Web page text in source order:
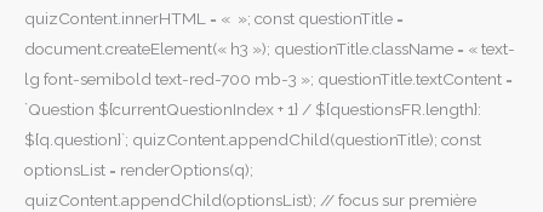
quizContent.innerHTML = « »; const questionTitle =
document.createElement(« h3 »); questionTitle.className = « text-
lg font-semibold text-red-700 mb-3 »; questionTitle.textContent =
`Question ${currentQuestionIndex + 1} / ${questionsFR.length}:
${q.question}`; quizContent.appendChild(questionTitle); const
optionsList = renderOptions(q);
quizContent.appendChild(optionsList); // focus sur première